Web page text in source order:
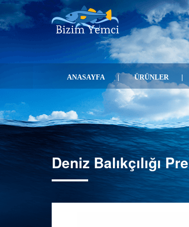
ANASAYFA ÜRÜNLER
Deniz Balıkçılığı